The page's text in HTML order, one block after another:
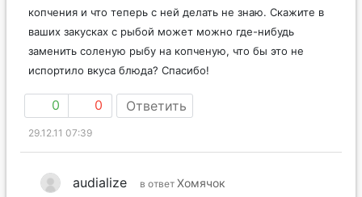
копчения и что теперь с ней делать не знаю. Скажите в
ваших закусках с рыбой может можно где-нибудь
заменить соленую рыбу на копченую, что бы это не
испортило вкуса блюда? Спасибо!
0 0 Ответить
29.12.11 07:39
audialize в ответ Хомячок